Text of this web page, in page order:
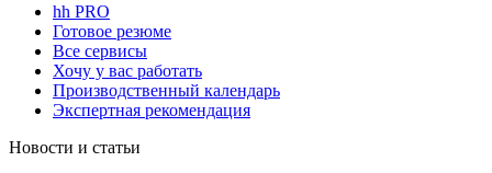
hh PRO
Готовое резюме
Все сервисы
Хочу у вас работать
Производственный календарь
Экспертная рекомендация
Новости и статьи